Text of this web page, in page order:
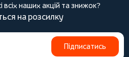
всіх наших акцій та знижок?
на розсилку
Підписатись